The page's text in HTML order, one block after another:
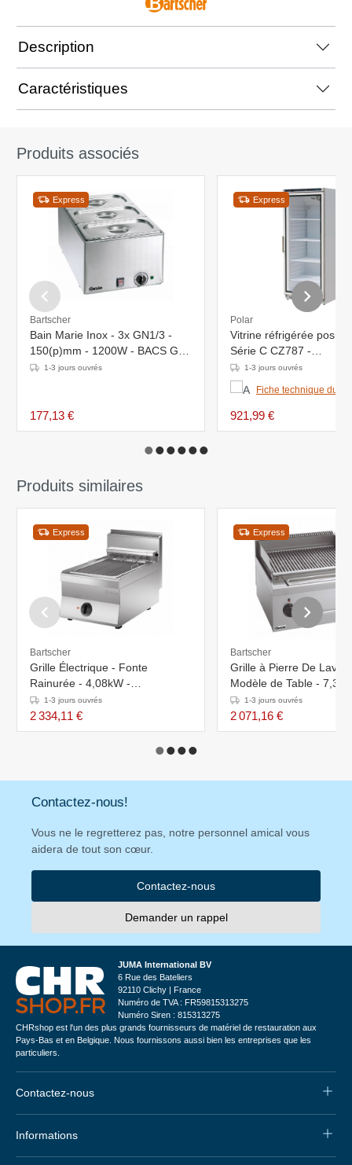
Description
Caractéristiques
Produits associés
Express
Bartscher
Bain Marie Inox - 3x GN1/3 -
150(p)mm - 1200W - BACS GN
et COUVERCLES INCLUS
1-3 jours ouvrés
177,13 €
Express
Polar
Vitrine réfrigérée
Série C CZ787 -
777x735x(H)1895mm -
8°C
1-3 jours ouvrés
Fiche technique du
921,99 €
Produits similaires
Express
Bartscher
Grille Électrique - Fonte
Rainurée - 4,08kW -
400x650x295(h)mm
1-3 jours ouvrés
2 334,11 €
Express
Bartscher
Grille à Pierre De Lave
Modèle de Table -
Ajustable -
1-3 jours ouvrés
2 071,16 €
Contactez-nous!
Vous ne le regretterez pas, notre personnel amical vous
aidera de tout son cœur.
Contactez-nous
Demander un rappel
JUMA International BV
6 Rue des Bateliers
92110 Clichy | France
Numéro de TVA : FR59815313275
Numéro Siren : 815313275
CHRshop est l'un des plus grands fournisseurs de matériel de restauration aux
Pays-Bas et en Belgique. Nous fournissons aussi bien les entreprises que les
particuliers.
Contactez-nous
Informations